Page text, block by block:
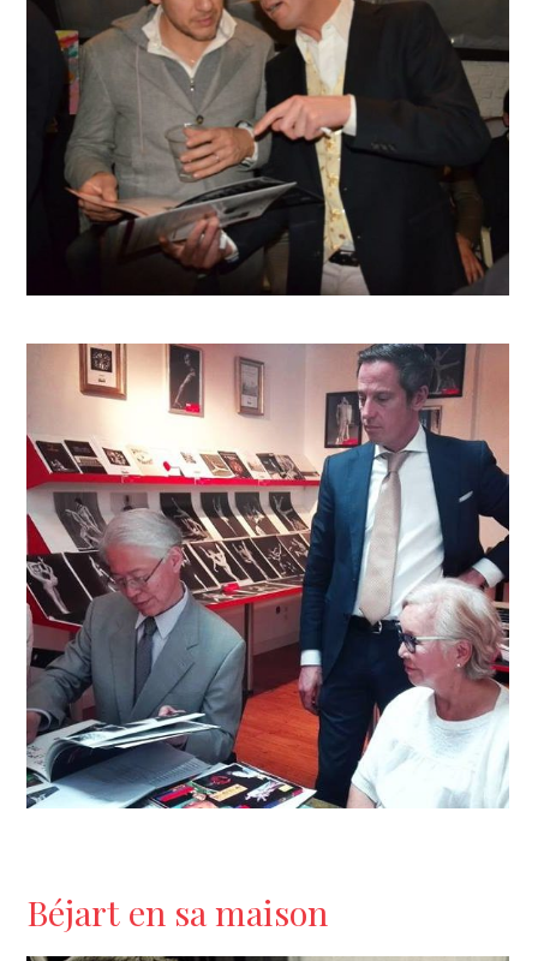
Béjart en sa maison